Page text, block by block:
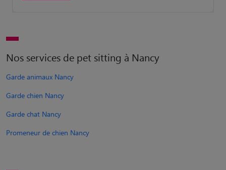
Nos services de pet sitting à Nancy
Garde animaux Nancy
Garde chien Nancy
Garde chat Nancy
Promeneur de chien Nancy